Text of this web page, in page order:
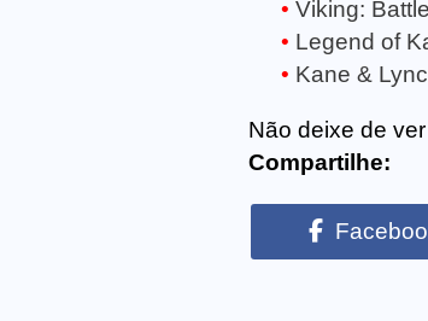
Viking:
Legend of
Kane &
Não deixe de
Compartilhe: